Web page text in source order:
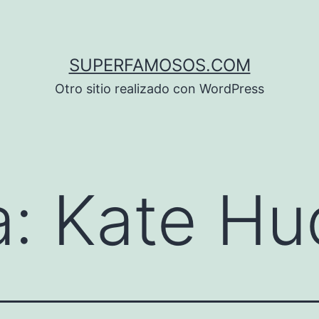
SUPERFAMOSOS.COM
Otro sitio realizado con WordPress
Kate